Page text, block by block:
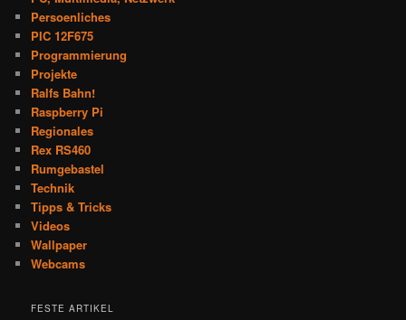
Persoenliches
PIC 12F675
Programmierung
Projekte
Ralfs Bahn!
Raspberry Pi
Regionales
Rex RS460
Rumgebastel
Technik
Tipps & Tricks
Videos
Wallpaper
Webcams
FESTE ARTIKEL